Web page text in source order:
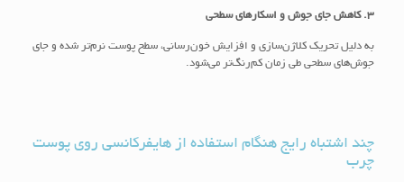
3. کاهش جای جوش و اسکارهای سطحی
به دلیل تحریک کلاژن‌سازی و افزایش خون‌رسانی، سطح پوست نرم‌تر شده و جای
جوش‌های سطحی طی زمان کم‌رنگ‌تر می‌شود.
چند اشتباه رایج هنگام استفاده از هایفرکانسی روی پوست
چرب